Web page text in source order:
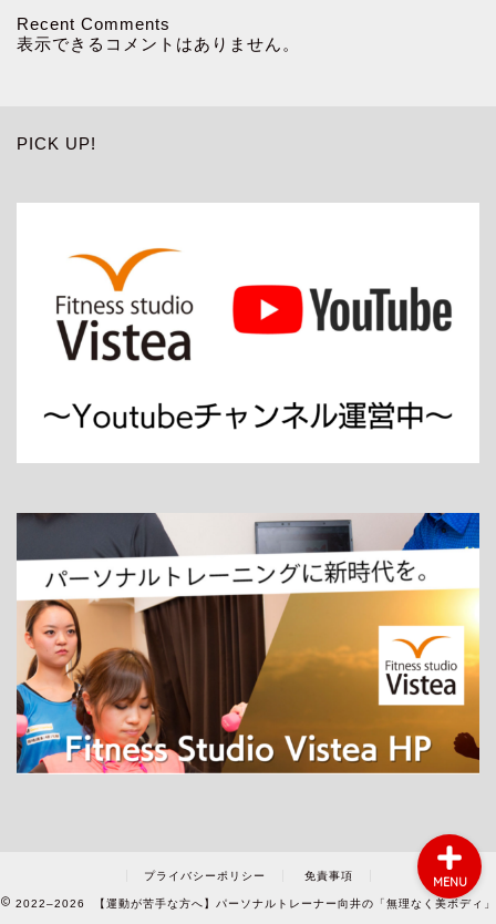
Recent Comments
表示できるコメントはありません。
PICK UP!
プライバシーポリシー 免責事項
2022–2026 【運動が苦手な方へ】パーソナルトレーナー向井の「無理なく美ボディ」
MENU
ホーム
パーソナルトレーニング
ダイエット